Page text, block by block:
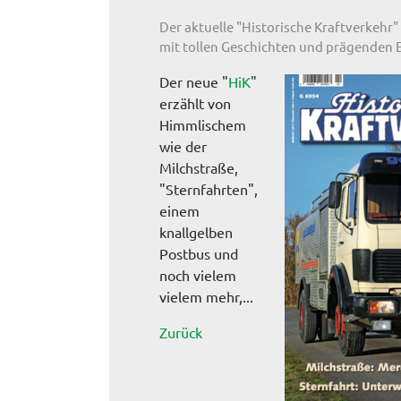
Der aktuelle "Historische
mit tollen Geschichten und prägenden
Der neue "HiK"
erzählt von
Himmlischem
wie der
Milchstraße,
"Sternfahrten",
einem
knallgelben
Postbus und
noch vielem
vielem mehr,...
Zurück